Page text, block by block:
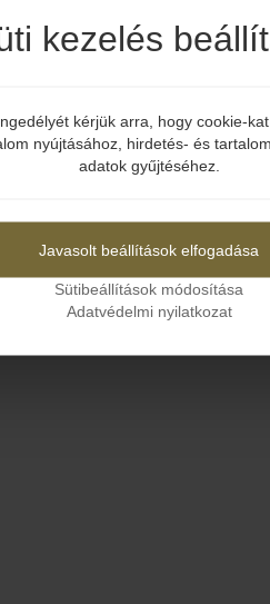
Elmúltál már 18 éves?
kezelés
kérjük arra, hogy cookie-
nyújtásához, hirdetés- és
adatok gyűjtéséhez.
Javasolt beállítások elfogadása
Sütibeállítások módosítása
Adatvédelmi nyilatkozat